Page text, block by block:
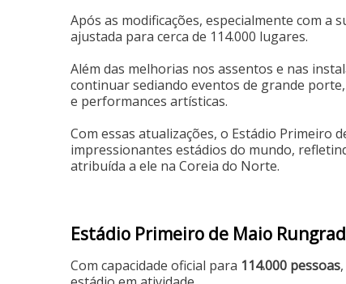
Após as modificações, especialmente com a
ajustada para cerca de 114.000 lugares.
Além das melhorias nos assentos e nas
continuar sediando eventos de grande
e performances artísticas.
Com essas atualizações, o Estádio Primeiro
impressionantes estádios do mundo,
atribuída a ele na Coreia do Norte.
Estádio Primeiro de Maio
Com capacidade oficial para 114.000 pessoas